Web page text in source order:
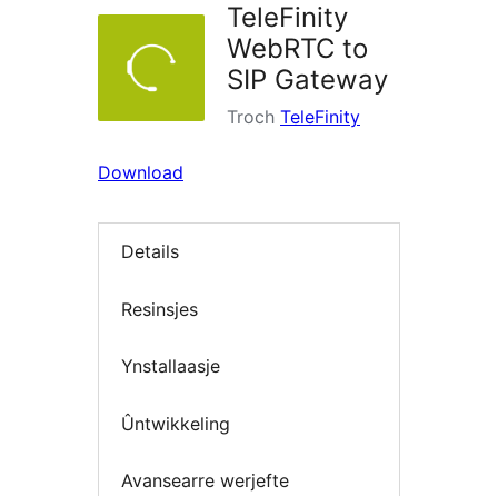
TeleFinity
WebRTC to
SIP Gateway
Troch TeleFinity
Download
Details
Resinsjes
Ynstallaasje
Ûntwikkeling
Avansearre werjefte